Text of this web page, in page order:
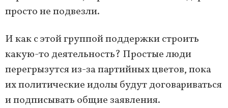
просто не подвезли.
И как с этой группой поддержки строить
какую-то деятельность? Простые люди
перегрызутся из-за партийных цветов, пока
их политические идолы будут договариваться
и подписывать общие заявления.